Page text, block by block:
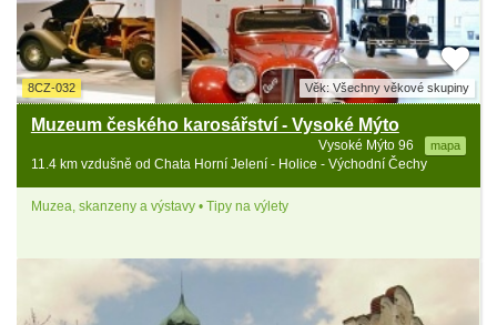
8CZ-032 Věk: Všechny věkové skupiny
Muzeum českého karosářství - Vysoké Mýto
Vysoké Mýto 96 mapa
11.4 km vzdušně od Chata Horní Jelení - Holice - Východní Čechy
Muzea, skanzeny a výstavy • Tipy na výlety